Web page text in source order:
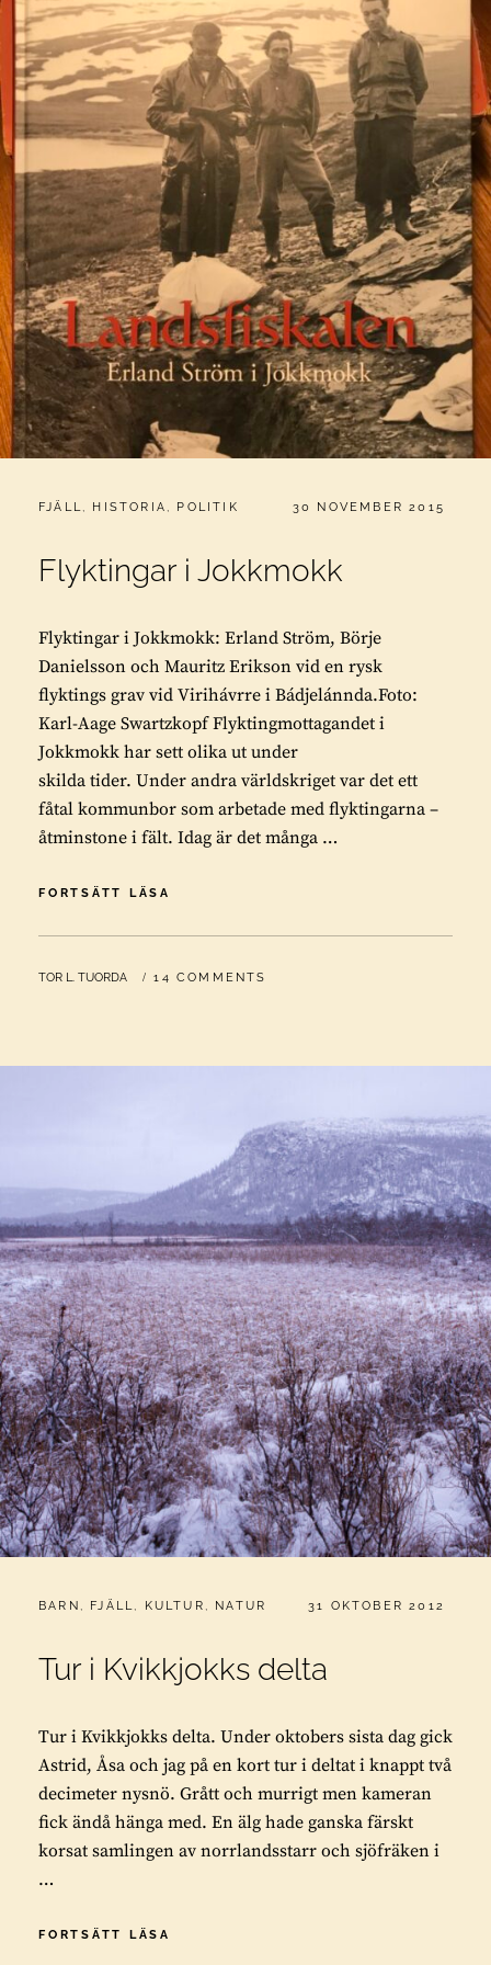
CATEGORIES:
FJÄLL, HISTORIA , POLITIK PUBLICERAT
30 NOVEMBER 2015
Flyktingar i Jokkmokk
Flyktingar i Jokkmokk: Erland Ström, Börje
Danielsson och Mauritz Erikson vid en rysk
flyktings grav vid Virihávrre i Bádjelánnda.Foto:
Karl-Aage Swartzkopf Flyktingmottagandet i
Jokkmokk har sett olika ut under
skilda tider. Under andra världskriget var det ett
fåtal kommunbor som arbetade med flyktingarna –
åtminstone i fält. Idag är det många …
FORTSÄTT LÄSA
JOKKMOKK
BY
TOR L. TUORDA 14 COMMENTS
CATEGORIES:
BARN , FJÄLL, KULTUR , NATUR PUBLICERAT
31 OKTOBER 2012
Tur i Kvikkjokks delta
Tur i Kvikkjokks delta. Under oktobers sista dag gick
Astrid, Åsa och jag på en kort tur i deltat i knappt två
decimeter nysnö. Grått och murrigt men kameran
fick ändå hänga med. En älg hade ganska färskt
korsat samlingen av norrlandsstarr och sjöfräken i
…
FORTSÄTT LÄSA